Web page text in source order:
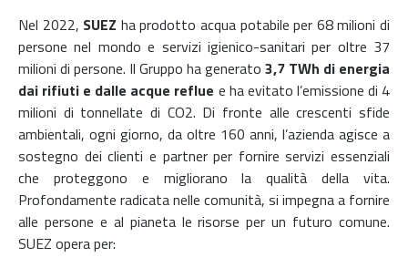
Nel 2022, SUEZ ha prodotto acqua potabile per 68 milioni di
persone nel mondo e servizi igienico-sanitari per oltre 37
milioni di persone. Il Gruppo ha generato 3,7 TWh di energia
dai rifiuti e dalle acque reflue e ha evitato l’emissione di 4
milioni di tonnellate di CO2. Di fronte alle crescenti sfide
ambientali, ogni giorno, da oltre 160 anni, l’azienda agisce a
sostegno dei clienti e partner per fornire servizi essenziali
che proteggono e migliorano la qualità della vita.
Profondamente radicata nelle comunità, si impegna a fornire
alle persone e al pianeta le risorse per un futuro comune.
SUEZ opera per: